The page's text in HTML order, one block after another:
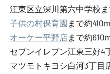
江東区立深川第六中学校
子供の村保育園 まで約410m
オーケー平野店まで約
セブンイレブン江東三好4
マツモトキヨシ白河3丁目